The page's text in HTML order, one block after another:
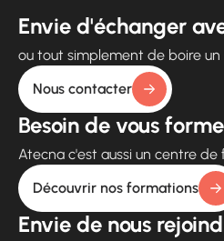
Envie d'échanger
ou tout simplement de boire un
Nous contacter
Besoin de vous
Atecna c'est aussi un centre de
Découvrir nos formations
Envie de nous